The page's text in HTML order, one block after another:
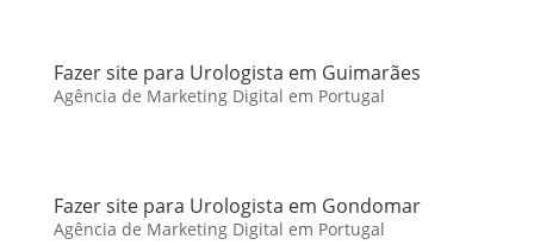
Fazer site para Urologista em Guimarães
Agência de Marketing Digital em Portugal
Fazer site para Urologista em Gondomar
Agência de Marketing Digital em Portugal